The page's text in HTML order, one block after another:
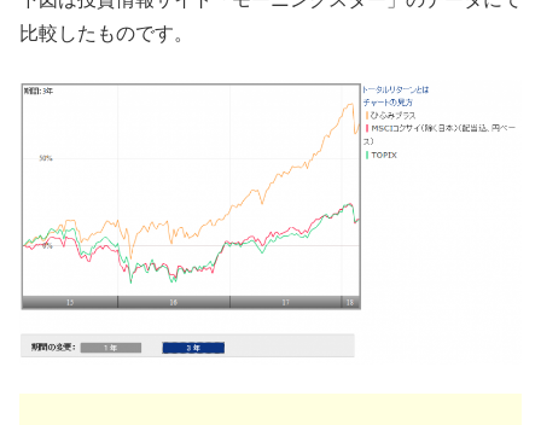
比較したものです。